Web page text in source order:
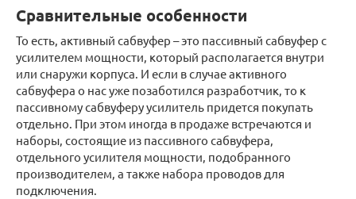
Сравнительные особенности
То есть, активный сабвуфер – это пассивный сабвуфер с
усилителем мощности, который располагается внутри
или снаружи корпуса. И если в случае активного
сабвуфера о нас уже позаботился разработчик, то к
пассивному сабвуферу усилитель придется покупать
отдельно. При этом иногда в продаже встречаются и
наборы, состоящие из пассивного сабвуфера,
отдельного усилителя мощности, подобранного
производителем, а также набора проводов для
подключения.